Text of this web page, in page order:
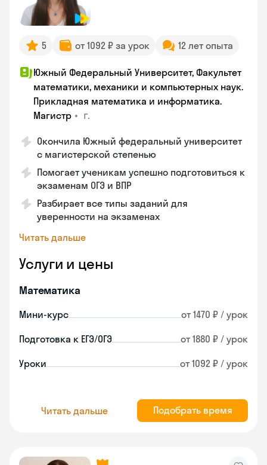
5 от 1092 ₽ за урок 12 лет опыта
Южный Федеральный Университет, Факультет
математики, механики и компьютерных наук.
Прикладная математика и информатика.
Магистр • г.
Окончила Южный федеральный университет
с магистерской степенью
Помогает ученикам успешно подготовиться к
экзаменам ОГЭ и ВПР
Разбирает все типы заданий для
уверенности на экзаменах
Читать дальше
Услуги и цены
Математика
Мини-курс от 1470 ₽ / урок
Подготовка к ЕГЭ/ОГЭ от 1880 ₽ / урок
Уроки от 1092 ₽ / урок
Читать дальше Подобрать время